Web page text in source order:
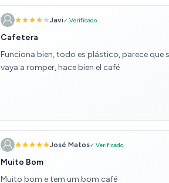
Javi✓ Verificado
Cafetera
Funciona bien, todo es plástico, parece que
vaya a romper, hace bien el café
José Matos✓ Verificado
Muito Bom
Muito bom e tem um bom café